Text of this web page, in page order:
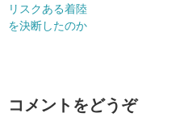
リスクある着陸
を決断したのか
コメントをどうぞ